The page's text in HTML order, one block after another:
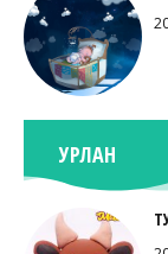
УРЛАН